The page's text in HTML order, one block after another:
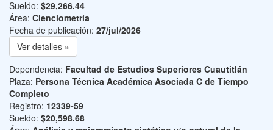
Sueldo: $29,266.44
Área: Cienciometría
Fecha de publicación: 27/jul/2026
Ver detalles »
Dependencia: Facultad de Estudios Superiores Cuautitlán
Plaza: Persona Técnica Académica Asociada C de Tiempo
Completo
Registro: 12339-59
Sueldo: $20,598.68